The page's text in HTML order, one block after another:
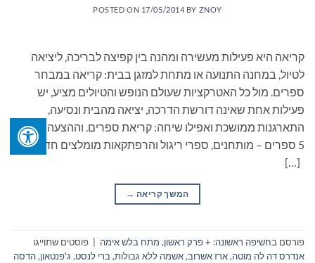
POSTED ON 17/05/2014 BY ZNOY
קריאה היא פעילות מעשירה ומהנה בין קפיצה לבריכה, ליציאה
לטיול, במחנה התנועה או מתחת למזגן בבית: קריאה במבחר
ספרים. מול כל האטרקציות שעולם הנופש והטיולים מציע, יש
פעילות אחת שאינה דורשת הדרכה, יציאה מהבית ונסיעה,
התארגנות ממושכת ואפילו שיחה: קריאת ספרים. וההצעה הפעם:
5 ספרים – מותחנים, ספרי ריגול והרפתקאות מומלצים חדשים.
[…]
המשך קריאה →
פורסם בחשיפה ראשונה: + פרק ראשון, מתח בלש אימה
פוסטים שתוייגו
אנדרס דה לה מוטה,ארז אשרוב,אשמה ללא גבולות, ברי לנסט, ג'פנטאון,הדסה